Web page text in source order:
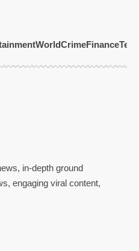
WorldCrimeFinance
in-depth ground
engaging viral content,